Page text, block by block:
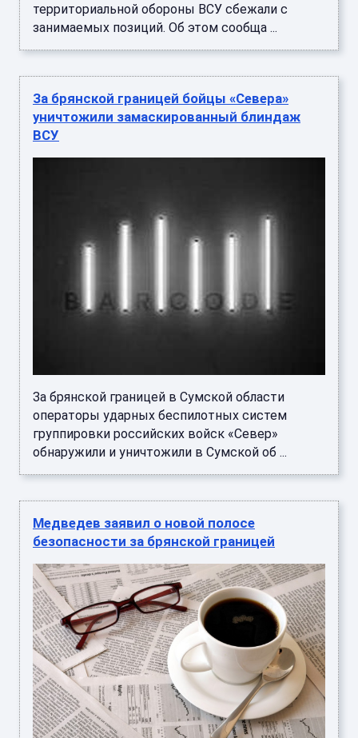
территориальной обороны ВСУ сбежали с
занимаемых позиций. Об этом сообща ...
За брянской границей бойцы «Севера»
уничтожили замаскированный блиндаж
ВСУ
За брянской границей в Сумской области
операторы ударных беспилотных систем
группировки российских войск «Север»
обнаружили и уничтожили в Сумской об ...
Медведев заявил о новой полосе
безопасности за брянской границей